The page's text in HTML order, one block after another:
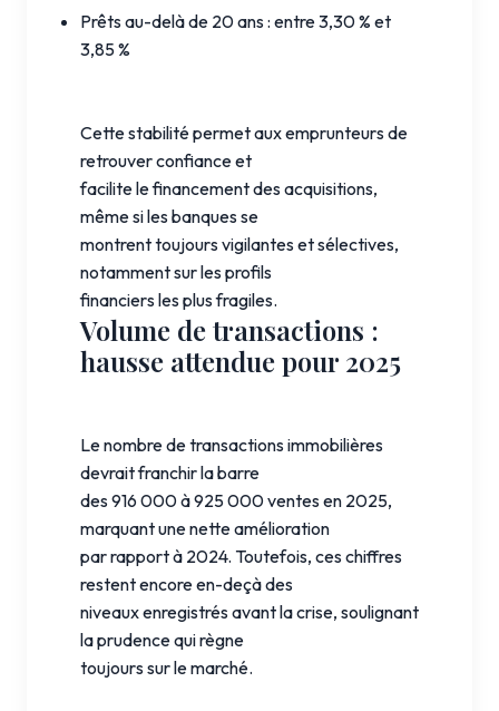
Prêts au-delà de 20 ans : entre 3,30 % et
3,85 %
Cette stabilité permet aux emprunteurs de
retrouver confiance et
facilite le financement des acquisitions,
même si les banques se
montrent toujours vigilantes et sélectives,
notamment sur les profils
financiers les plus fragiles.
Volume de transactions :
hausse attendue pour 2025
Le nombre de transactions immobilières
devrait franchir la barre
des 916 000 à 925 000 ventes en 2025,
marquant une nette amélioration
par rapport à 2024. Toutefois, ces chiffres
restent encore en-deçà des
niveaux enregistrés avant la crise, soulignant
la prudence qui règne
toujours sur le marché.